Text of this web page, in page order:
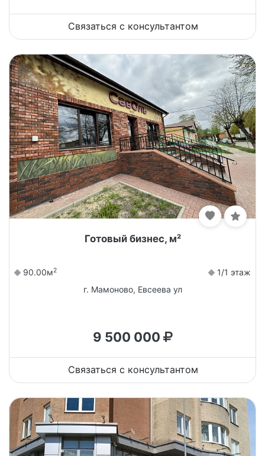
Связаться с консультантом
Готовый бизнес, м²
90.00м2
1/1 этаж
г. Мамоново, Евсеева ул
9 500 000
Связаться с консультантом